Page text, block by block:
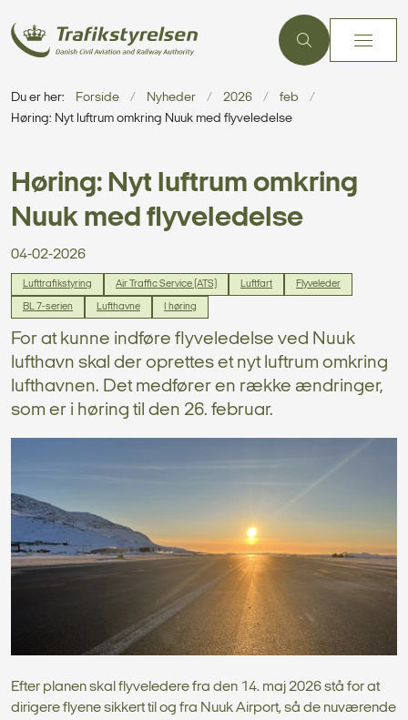
Du er her: Forside Nyheder 2026
feb
Høring: Nyt luftrum omkring Nuuk med flyveledelse
Høring: Nyt luftrum omkring
Nuuk med flyveledelse
04-02-2026
Lufttrafikstyring Air Traffic Service (ATS) Luftfart Flyveleder
BL 7-serien Lufthavne I høring
For at kunne indføre flyveledelse ved Nuuk
lufthavn skal der oprettes et nyt luftrum omkring
lufthavnen. Det medfører en række ændringer,
som er i høring til den 26. februar.
Efter planen skal flyveledere fra den 14. maj 2026 stå for at
dirigere flyene sikkert til og fra Nuuk Airport, så de nuværende